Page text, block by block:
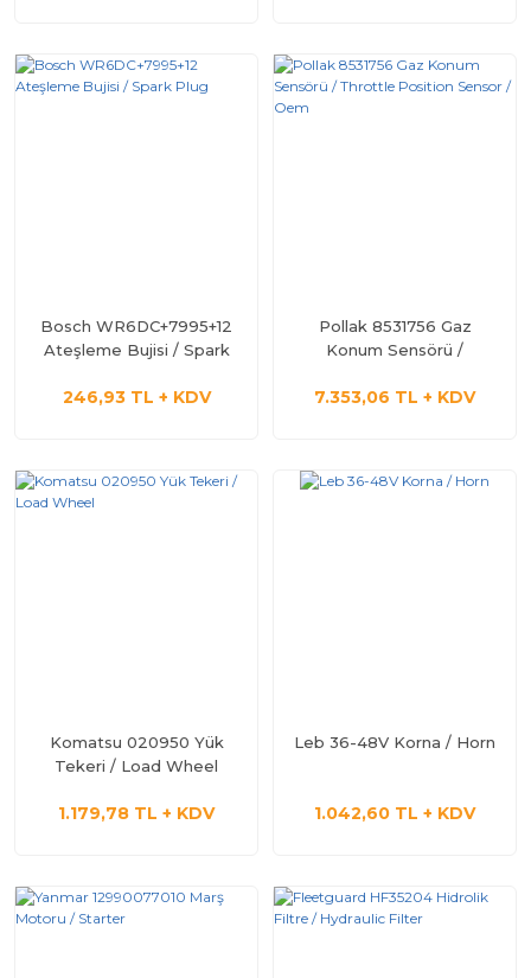
Bosch WR6DC+7995+12
Ateşleme Bujisi / Spark
246,93 TL + KDV
Pollak 8531756 Gaz
Konum Sensörü /
/ Oem
7.353,06 TL + KDV
Komatsu 020950 Yük
Tekeri / Load Wheel
1.179,78 TL + KDV
Leb 36-48V Korna / Horn
1.042,60 TL + KDV